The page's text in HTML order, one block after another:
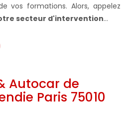
vos formations. Alors, appelez
secteur d'intervention...
Autocar de
Paris 75010